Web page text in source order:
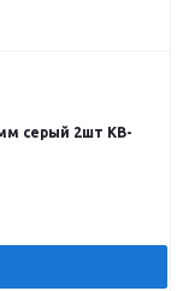
серый 2шт КВ-